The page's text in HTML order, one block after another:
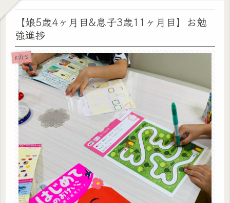
【娘5歳4ヶ月目&息子3歳11ヶ月目】お勉
強進捗
KID'S